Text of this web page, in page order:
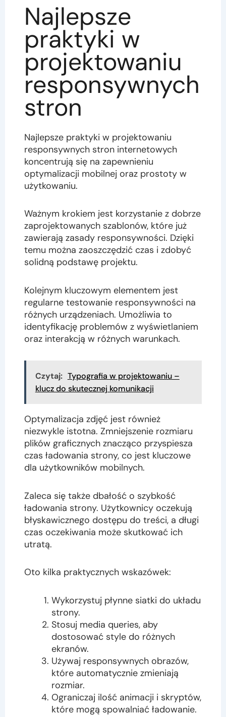
Najlepsze
praktyki w
projektowaniu
responsywnych
stron
Najlepsze praktyki w projektowaniu
responsywnych stron internetowych
koncentrują się na zapewnieniu
optymalizacji mobilnej oraz prostoty w
użytkowaniu.
Ważnym krokiem jest korzystanie z dobrze
zaprojektowanych szablonów, które już
zawierają zasady responsywności. Dzięki
temu można zaoszczędzić czas i zdobyć
solidną podstawę projektu.
Kolejnym kluczowym elementem jest
regularne testowanie responsywności na
różnych urządzeniach. Umożliwia to
identyfikację problemów z wyświetlaniem
oraz interakcją w różnych warunkach.
Czytaj: Typografia w projektowaniu –
klucz do skutecznej komunikacji
Optymalizacja zdjęć jest również
niezwykle istotna. Zmniejszenie rozmiaru
plików graficznych znacząco przyspiesza
czas ładowania strony, co jest kluczowe
dla użytkowników mobilnych.
Zaleca się także dbałość o szybkość
ładowania strony. Użytkownicy oczekują
błyskawicznego dostępu do treści, a długi
czas oczekiwania może skutkować ich
utratą.
Oto kilka praktycznych wskazówek:
Wykorzystuj płynne siatki do układu
strony.
Stosuj media queries, aby
dostosować style do różnych
ekranów.
Używaj responsywnych obrazów,
które automatycznie zmieniają
rozmiar.
Ograniczaj ilość animacji i skryptów,
które mogą spowalniać ładowanie.